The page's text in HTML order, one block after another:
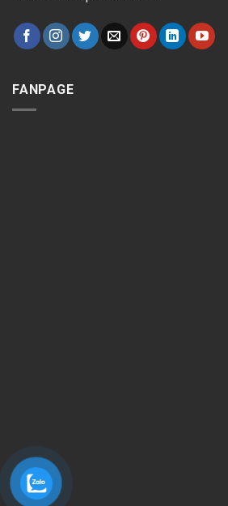
FANPAGE